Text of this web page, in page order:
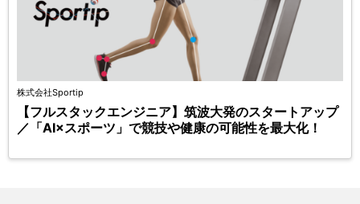
株式会社Sportip
【フルスタックエンジニア】筑波大発のスタートアップ
／「AI×スポーツ」で競技や健康の可能性を最大化！